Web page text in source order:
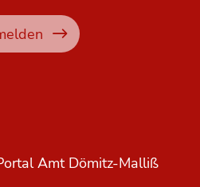
Amt Dömitz-Malliß